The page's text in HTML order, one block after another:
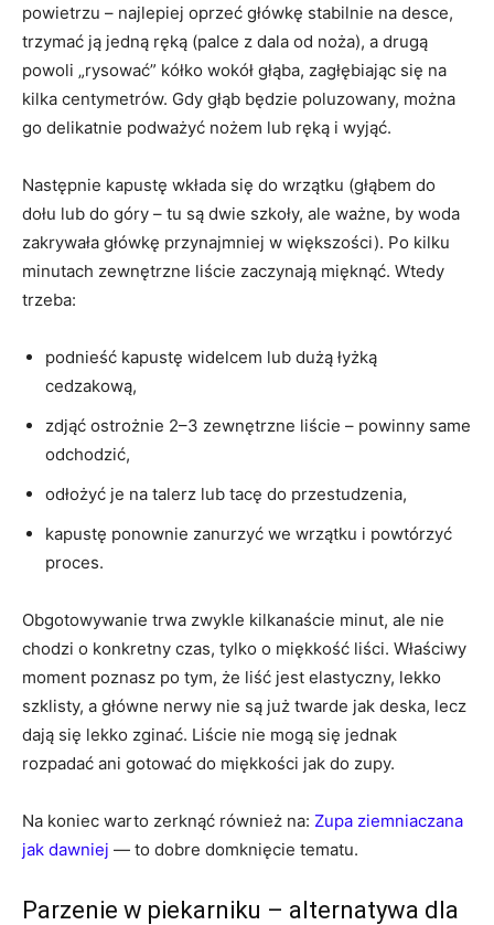
powietrzu – najlepiej oprzeć główkę stabilnie na desce,
trzymać ją jedną ręką (palce z dala od noża), a drugą
powoli „rysować” kółko wokół głąba, zagłębiając się na
kilka centymetrów. Gdy głąb będzie poluzowany, można
go delikatnie podważyć nożem lub ręką i wyjąć.
Następnie kapustę wkłada się do wrzątku (głąbem do
dołu lub do góry – tu są dwie szkoły, ale ważne, by woda
zakrywała główkę przynajmniej w większości). Po kilku
minutach zewnętrzne liście zaczynają mięknąć. Wtedy
trzeba:
podnieść kapustę widelcem lub dużą łyżką
cedzakową,
zdjąć ostrożnie 2–3 zewnętrzne liście – powinny same
odchodzić,
odłożyć je na talerz lub tacę do przestudzenia,
kapustę ponownie zanurzyć we wrzątku i powtórzyć
proces.
Obgotowywanie trwa zwykle kilkanaście minut, ale nie
chodzi o konkretny czas, tylko o miękkość liści. Właściwy
moment poznasz po tym, że liść jest elastyczny, lekko
szklisty, a główne nerwy nie są już twarde jak deska, lecz
dają się lekko zginać. Liście nie mogą się jednak
rozpadać ani gotować do miękkości jak do zupy.
Na koniec warto zerknąć również na: Zupa ziemniaczana
jak dawniej — to dobre domknięcie tematu.
Parzenie w piekarniku – alternatywa dla